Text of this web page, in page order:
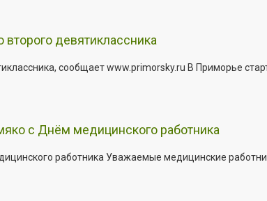
девятиклассника
сообщает www.primorsky.ru В Приморье
с Днём медицинского работника
работника Уважаемые медицинские